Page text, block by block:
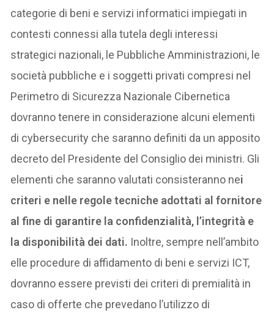
categorie di beni e servizi informatici impiegati in
contesti connessi alla tutela degli interessi
strategici nazionali, le Pubbliche Amministrazioni, le
società pubbliche e i soggetti privati compresi nel
Perimetro di Sicurezza Nazionale Cibernetica
dovranno tenere in considerazione alcuni elementi
di cybersecurity che saranno definiti da un apposito
decreto del Presidente del Consiglio dei ministri. Gli
elementi che saranno valutati consisteranno nei
criteri e nelle regole tecniche adottati al fornitore
al fine di garantire la confidenzialità, l’integrità e
la disponibilità dei dati. Inoltre, sempre nell’ambito
elle procedure di affidamento di beni e servizi ICT,
dovranno essere previsti dei criteri di premialità in
caso di offerte che prevedano l’utilizzo di